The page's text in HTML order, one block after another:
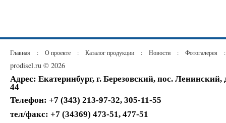
Главная : О проекте : Каталог продукции : Новости : Фотогалерея :
prodisel.ru © 2026
Адрес: Екатеринбург, г. Березовский, пос. Ленинский,
44
Телефон: +7 (343) 213-97-32, 305-11-55
тел/факс: +7 (34369) 473-51, 477-51